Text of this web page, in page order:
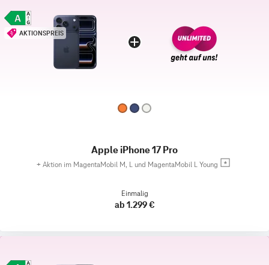
AKTIONSPREIS
Apple iPhone 17 Pro
+ Aktion im MagentaMobil M, L und MagentaMobil L Young
Einmalig
ab 1.299 €